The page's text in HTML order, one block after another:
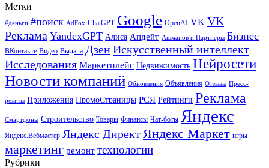
Метки
#деньги #поиск AdFox ChatGPT Google OpenAI VK VK
Реклама YandexGPT Алиса Апдейт Ашманов и Партнеры Бизнес
ВКонтакте Видео Выдача ДзенИскусственный интеллект
Исследования Маркетплейс Недвижимость Нейросети
Новости компаний Обновления Объявления Отзывы Пресс-
релизы Приложения ПромоСтраницы РСЯ Рейтинги Реклама
Смартфоны Строительство Товары Финансы Чат-боты Яндекс
Яндекс.Вебмастер Яндекс Директ Яндекс Маркет игры
маркетинг ремонт технологии
Рубрики